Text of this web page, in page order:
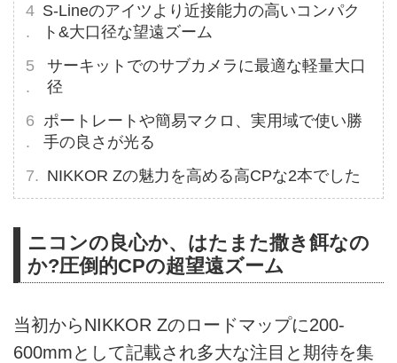
S-Lineのアイツより近接能力の高いコンパク
ト&大口径な望遠ズーム
サーキットでのサブカメラに最適な軽量大口
径
ポートレートや簡易マクロ、実用域で使い勝
手の良さが光る
NIKKOR Zの魅力を高める高CPな2本でした
ニコンの良心か、はたまた撒き餌なの
か?圧倒的CPの超望遠ズーム
当初からNIKKOR Zのロードマップに200-
600mmとして記載され多大な注目と期待を集